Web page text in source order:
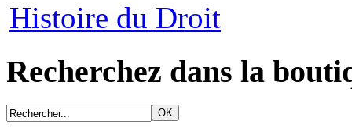
Histoire du Droit
Recherchez dans la